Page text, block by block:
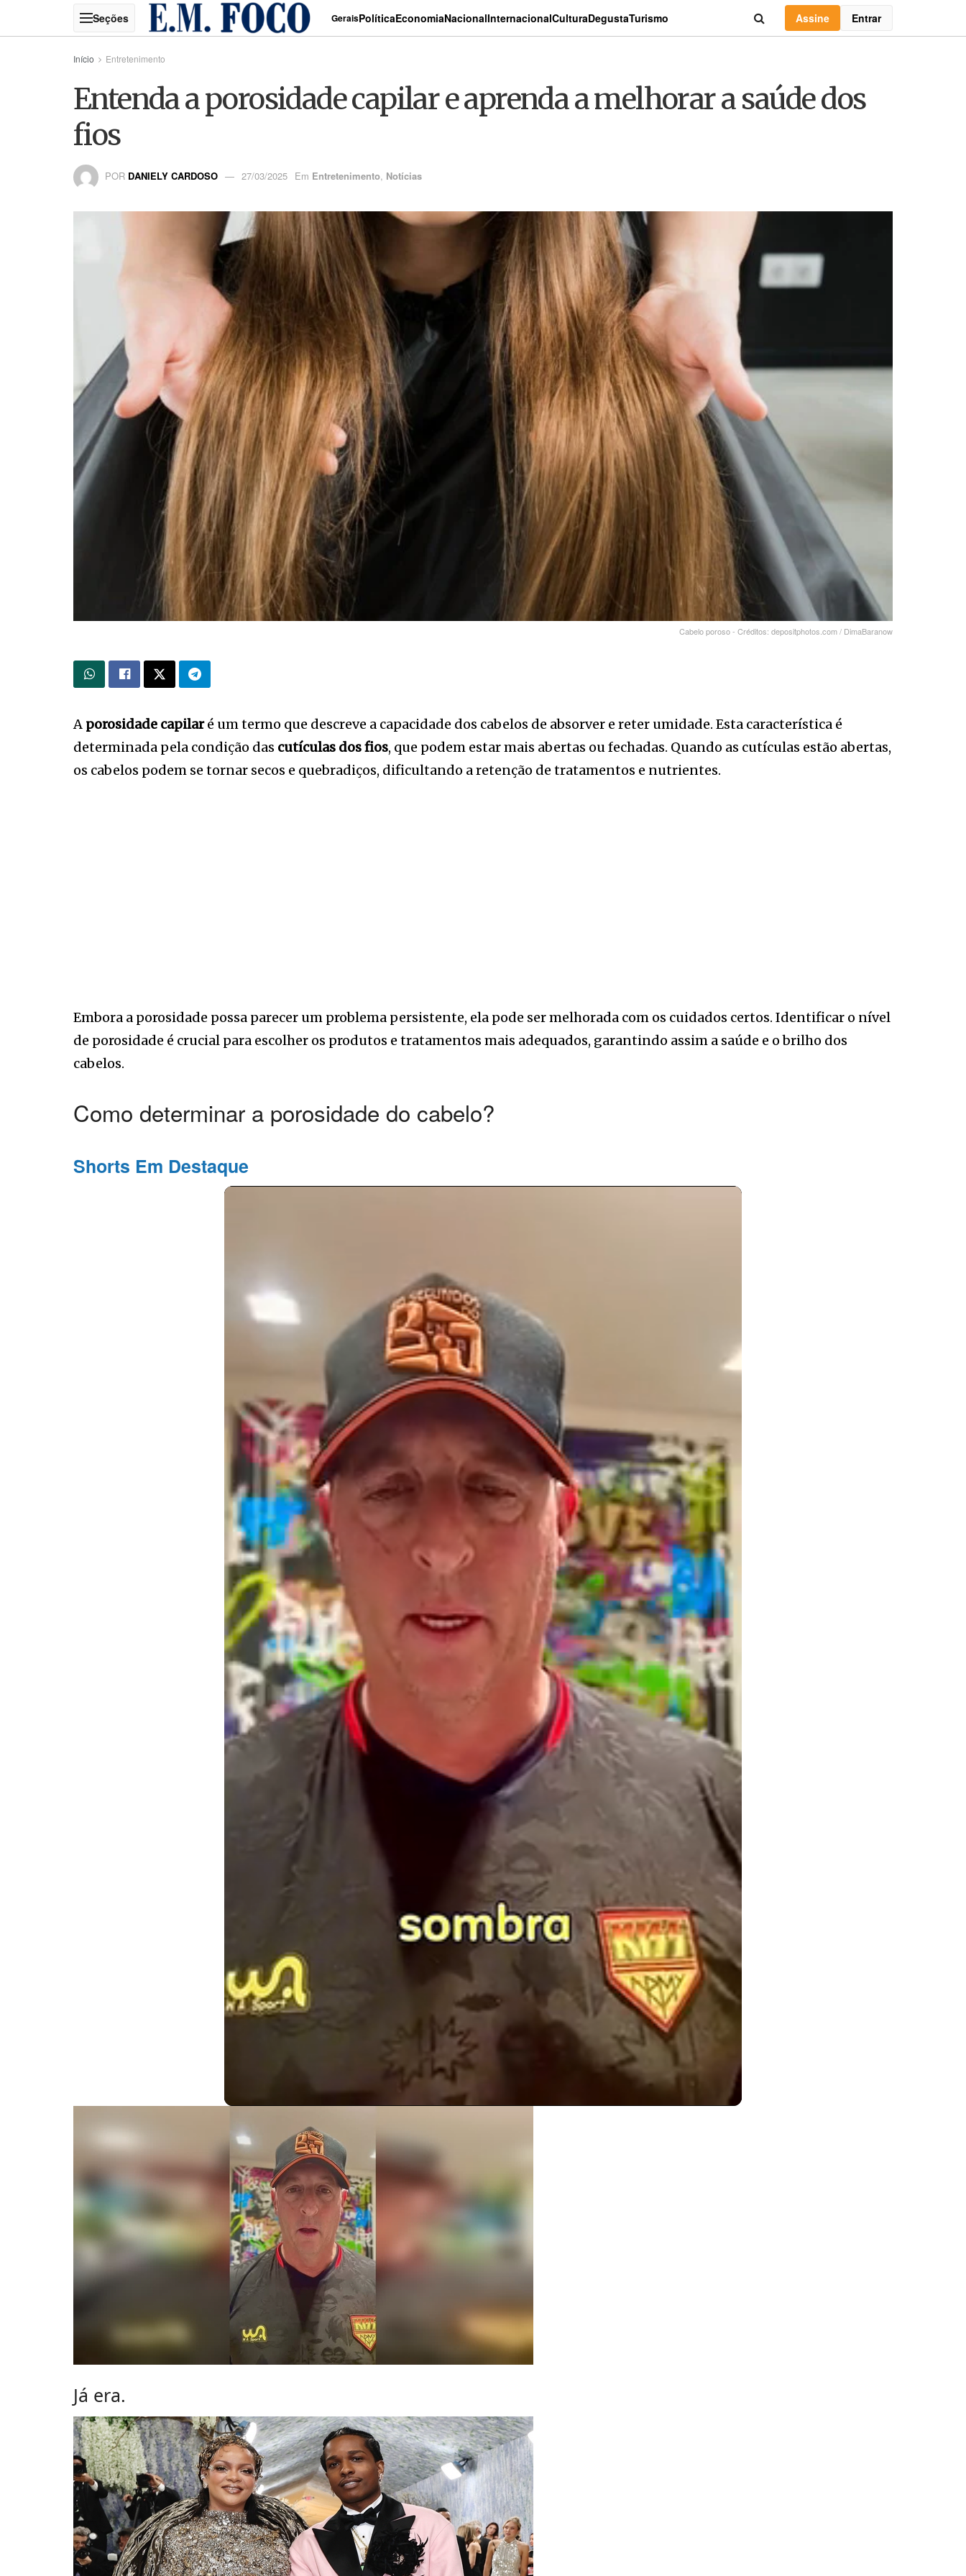
GeraisPolíticaEconomiaNacionalInternacionalCulturaDegustaTurismo Assine Entrar
Início Entretenimento
Entenda a porosidade capilar e aprenda a melhorar a saúde dos
fios
POR DANIELY CARDOSO 27/03/2025 Em Entretenimento, Notícias
Cabelo poroso - Créditos: depositphotos.com / DimaBaranow
A porosidade capilaré um termo que descreve a capacidade dos cabelos de absorver e reter umidade. Esta característica é
determinada pela condição das cutículas dos fios, que podem estar mais abertas ou fechadas. Quando as cutículas estão abertas,
os cabelos podem se tornar secos e quebradiços, dificultando a retenção de tratamentos e nutrientes.
Embora a porosidade possa parecer um problema persistente, ela pode ser melhorada com os cuidados certos. Identificar o nível
de porosidade é crucial para escolher os produtos e tratamentos mais adequados, garantindo assim a saúde e o brilho dos
cabelos.
Como determinar a porosidade do cabelo?
Shorts Em Destaque
Já era.